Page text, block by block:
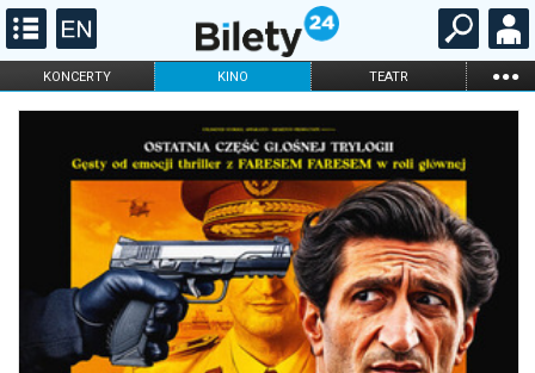
KONCERTY KINO TEATR ...
FILHARMONIA OPERA I BALET
ONLINE KARNETY